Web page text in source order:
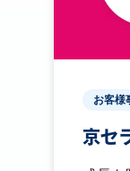
お客様
京セ